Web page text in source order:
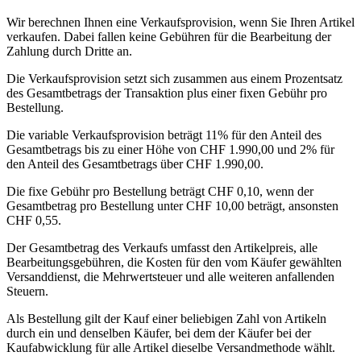
Wir berechnen Ihnen eine Verkaufsprovision, wenn Sie Ihren Artikel
verkaufen. Dabei fallen keine Gebühren für die Bearbeitung der
Zahlung durch Dritte an.
Die Verkaufsprovision setzt sich zusammen aus einem Prozentsatz
des Gesamtbetrags der Transaktion plus einer fixen Gebühr pro
Bestellung.
Die variable Verkaufsprovision beträgt 11% für den Anteil des
Gesamtbetrags bis zu einer Höhe von CHF 1.990,00 und 2% für
den Anteil des Gesamtbetrags über CHF 1.990,00.
Die fixe Gebühr pro Bestellung beträgt CHF 0,10, wenn der
Gesamtbetrag pro Bestellung unter CHF 10,00 beträgt, ansonsten
CHF 0,55.
Der Gesamtbetrag des Verkaufs umfasst den Artikelpreis, alle
Bearbeitungsgebühren, die Kosten für den vom Käufer gewählten
Versanddienst, die Mehrwertsteuer und alle weiteren anfallenden
Steuern.
Als Bestellung gilt der Kauf einer beliebigen Zahl von Artikeln
durch ein und denselben Käufer, bei dem der Käufer bei der
Kaufabwicklung für alle Artikel dieselbe Versandmethode wählt.